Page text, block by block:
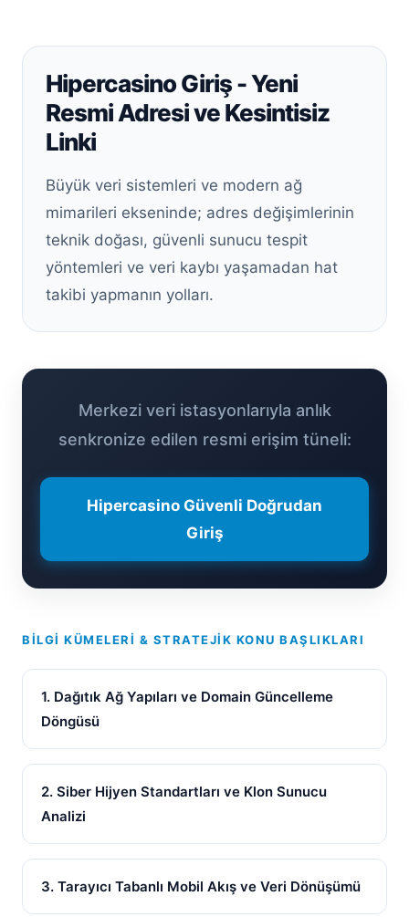
Hipercasino Giriş - Yeni
Resmi Adresi ve Kesintisiz
Linki
Büyük veri sistemleri ve modern ağ
mimarileri ekseninde; adres değişimlerinin
teknik doğası, güvenli sunucu tespit
yöntemleri ve veri kaybı yaşamadan hat
takibi yapmanın yolları.
Merkezi veri istasyonlarıyla anlık
senkronize edilen resmi erişim tüneli:
Hipercasino Güvenli Doğrudan
Giriş
BILGI KÜMELERI & STRATEJIK KONU BAŞLIKLARI
1. Dağıtık Ağ Yapıları ve Domain Güncelleme
Döngüsü
2. Siber Hijyen Standartları ve Klon Sunucu
Analizi
3. Tarayıcı Tabanlı Mobil Akış ve Veri Dönüşümü